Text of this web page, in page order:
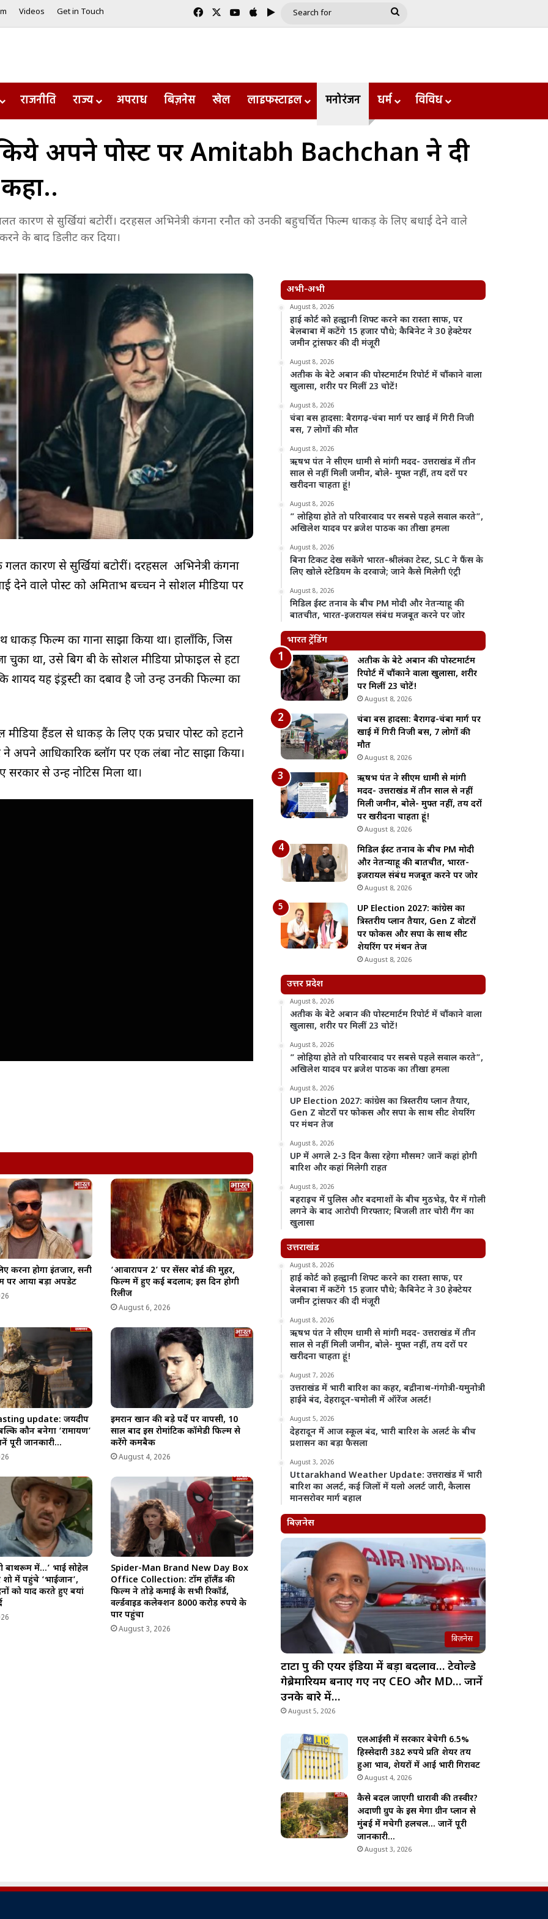
Videos Get in Touch FacebookYouTube
AppleGoogle Play
Search
राजनीति राज्य अपराध बिज़नेस खेल लाइफस्टाइल मनोरंजन धर्म विविध
अपने पोस्ट पर Amitabh Bachchan ने दी
कारण से सुर्खियां बटोरीं। दरहसल अभिनेत्री कंगना रनौत को उनकी बहुचर्चित फिल्म धाकड़ के लिए बधाई देने वाले
के बाद डिलीट कर दिया।
कारण से सुर्खियां बटोरीं। दरहसल अभिनेत्री कंगना
देने वाले पोस्ट को अमिताभ बच्चन ने सोशल मीडिया पर
फिल्म का गाना साझा किया था। हालाँकि, जिस
चुका था, उसे बिग बी के सोशल मीडिया प्रोफाइल से हटा
शायद यह इंड्रस्टी का दबाव है जो उन्हें उनकी फिल्मों का
मीडिया हैंडल से धाकड़ के लिए एक प्रचार पोस्ट को हटाने
ने अपने आधिकारिक ब्लॉग पर एक लंबा नोट साझा किया।
से उन्हें नोटिस मिला था।
करना होगा इंतजार, सनी
पर आया बड़ा अपडेट
‘आवारापन 2’ पर सेंसर बोर्ड की मुहर,
फिल्म में हुए कई बदलाव; इस दिन होगी
रिलीज
August 6, 2026
update: जयदीप
कौन बनेगा ‘रामायण’
पूरी जानकारी…
इमरान खान की बड़े पर्दे पर वापसी, 10
साल बाद इस रोमांटिक कॉमेडी फिल्म से
करेंगे कमबैक
August 4, 2026
बाथरूम में…’ भाई सोहेल
शो में पहुंचे ‘भाईजान’,
को याद करते हुए बयां
Spider-Man Brand New Day Box
Office Collection: टॉम हॉलैंड की
फिल्म ने तोड़े कमाई के सभी रिकॉर्ड,
वर्ल्डवाइड कलेक्शन 8000 करोड़ रुपये के
पार पहुंचा
August 3, 2026
अभी-अभी
August 8, 2026
हाई कोर्ट को हल्द्वानी शिफ्ट करने का रास्ता साफ, पर
बेलबाबा में कटेंगे 15 हजार पौधे; कैबिनेट ने 30 हेक्टेयर
जमीन ट्रांसफर की दी मंजूरी
August 8, 2026
अतीक के बेटे अबान की पोस्टमार्टम रिपोर्ट में चौंकाने वाला
खुलासा, शरीर पर मिलीं 23 चोटें!
August 8, 2026
चंबा बस हादसा: बैरागढ़-चंबा मार्ग पर खाई में गिरी निजी
बस, 7 लोगों की मौत
August 8, 2026
ऋषभ पंत ने सीएम धामी से मांगी मदद- उत्तराखंड में तीन
साल से नहीं मिली जमीन, बोले- मुफ्त नहीं, तय दरों पर
खरीदना चाहता हूं!
August 8, 2026
” लोहिया होते तो परिवारवाद पर सबसे पहले सवाल करते”,
अखिलेश यादव पर ब्रजेश पाठक का तीखा हमला
August 8, 2026
बिना टिकट देख सकेंगे भारत-श्रीलंका टेस्ट, SLC ने फैंस के
लिए खोले स्टेडियम के दरवाजे; जाने कैसे मिलेगी एंट्री
August 8, 2026
मिडिल ईस्ट तनाव के बीच PM मोदी और नेतन्याहू की
बातचीत, भारत-इजरायल संबंध मजबूत करने पर जोर
भारत ट्रेंडिंग
अतीक के बेटे अबान की पोस्टमार्टम
रिपोर्ट में चौंकाने वाला खुलासा, शरीर
पर मिलीं 23 चोटें!
August 8, 2026
चंबा बस हादसा: बैरागढ़-चंबा मार्ग पर
खाई में गिरी निजी बस, 7 लोगों की
मौत
August 8, 2026
ऋषभ पंत ने सीएम धामी से मांगी
मदद- उत्तराखंड में तीन साल से नहीं
मिली जमीन, बोले- मुफ्त नहीं, तय दरों
पर खरीदना चाहता हूं!
August 8, 2026
मिडिल ईस्ट तनाव के बीच PM मोदी
और नेतन्याहू की बातचीत, भारत-
इजरायल संबंध मजबूत करने पर जोर
August 8, 2026
UP Election 2027: कांग्रेस का
त्रिस्तरीय प्लान तैयार, Gen Z वोटरों
पर फोकस और सपा के साथ सीट
शेयरिंग पर मंथन तेज
August 8, 2026
उत्तर प्रदेश
August 8, 2026
अतीक के बेटे अबान की पोस्टमार्टम रिपोर्ट में चौंकाने वाला
खुलासा, शरीर पर मिलीं 23 चोटें!
August 8, 2026
” लोहिया होते तो परिवारवाद पर सबसे पहले सवाल करते”,
अखिलेश यादव पर ब्रजेश पाठक का तीखा हमला
August 8, 2026
UP Election 2027: कांग्रेस का त्रिस्तरीय प्लान तैयार,
Gen Z वोटरों पर फोकस और सपा के साथ सीट शेयरिंग
पर मंथन तेज
August 8, 2026
UP में अगले 2-3 दिन कैसा रहेगा मौसम? जानें कहां होगी
बारिश और कहां मिलेगी राहत
August 8, 2026
बहराइच में पुलिस और बदमाशों के बीच मुठभेड़, पैर में गोली
लगने के बाद आरोपी गिरफ्तार; बिजली तार चोरी गैंग का
खुलासा
उत्तराखंड
August 8, 2026
हाई कोर्ट को हल्द्वानी शिफ्ट करने का रास्ता साफ, पर
बेलबाबा में कटेंगे 15 हजार पौधे; कैबिनेट ने 30 हेक्टेयर
जमीन ट्रांसफर की दी मंजूरी
August 8, 2026
ऋषभ पंत ने सीएम धामी से मांगी मदद- उत्तराखंड में तीन
साल से नहीं मिली जमीन, बोले- मुफ्त नहीं, तय दरों पर
खरीदना चाहता हूं!
August 7, 2026
उत्तराखंड में भारी बारिश का कहर, बद्रीनाथ-गंगोत्री-यमुनोत्री
हाईवे बंद, देहरादून-चमोली में ऑरेंज अलर्ट!
August 5, 2026
देहरादून में आज स्कूल बंद, भारी बारिश के अलर्ट के बीच
प्रशासन का बड़ा फैसला
August 3, 2026
Uttarakhand Weather Update: उत्तराखंड में भारी
बारिश का अलर्ट, कई जिलों में यलो अलर्ट जारी, कैलास
मानसरोवर मार्ग बहाल
बिज़नेस
बिज़नेस
टाटा ग्रुप की एयर इंडिया में बड़ा बदलाव… टेवोल्डे
गेब्रेमारियम बनाए गए नए CEO और MD… जानें
उनके बारे में…
August 5, 2026
एलआईसी में सरकार बेचेगी 6.5%
हिस्सेदारी 382 रुपये प्रति शेयर तय
हुआ भाव, शेयरों में आई भारी गिरावट
August 4, 2026
कैसे बदल जाएगी धारावी की तस्वीर?
अदाणी ग्रुप के इस मेगा ग्रीन प्लान से
मुंबई में मचेगी हलचल… जानें पूरी
जानकारी…
August 3, 2026